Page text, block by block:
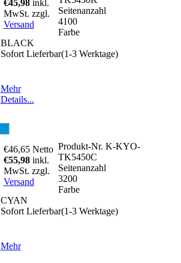
€45,98 inkl.
MwSt. zzgl.
Versand
Seitenanzahl
4100
Farbe
BLACK
Sofort Lieferbar(1-3 Werktage)
Mehr
Details...
€46,65 Netto
€55,98 inkl.
MwSt. zzgl.
Versand
Produkt-Nr. K-KYO-
TK5450C
Seitenanzahl
3200
Farbe
CYAN
Sofort Lieferbar(1-3 Werktage)
Mehr